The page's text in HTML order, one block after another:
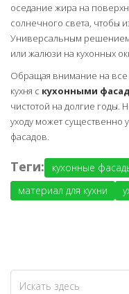
оседание жира на
солнечного света, чтобы
Универсальным решением
или жалюзи на кухонных
Обращая внимание на
кухня с кухонными
чистотой на долгие годы.
уходу может существенно
фасадов.
Теги: кухонные
материал для кухни